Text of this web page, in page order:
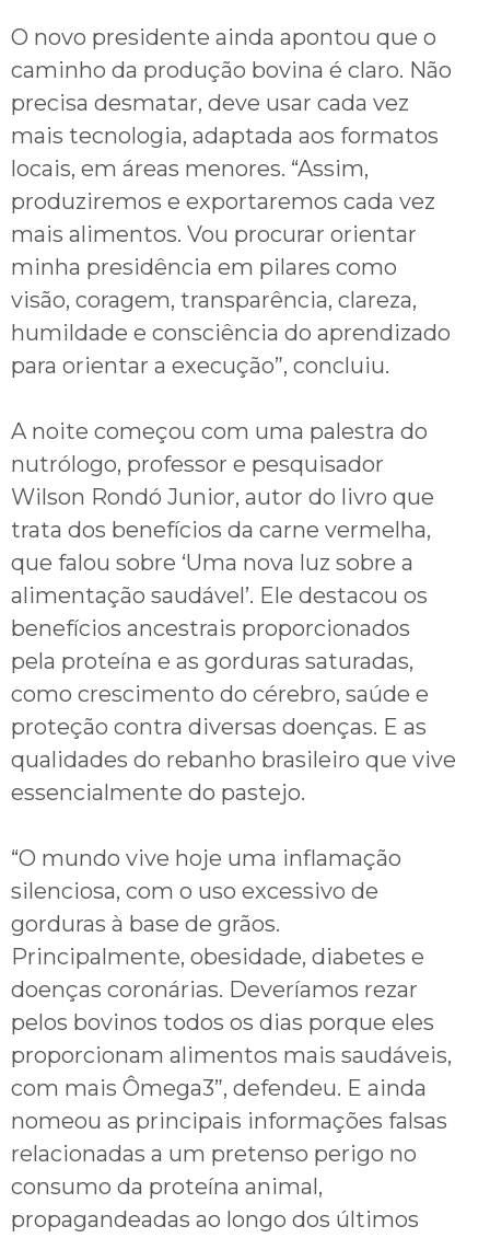
O novo presidente ainda apontou que o
caminho da produção bovina é claro. Não
precisa desmatar, deve usar cada vez
mais tecnologia, adaptada aos formatos
locais, em áreas menores. “Assim,
produziremos e exportaremos cada vez
mais alimentos. Vou procurar orientar
minha presidência em pilares como
visão, coragem, transparência, clareza,
humildade e consciência do aprendizado
para orientar a execução”, concluiu.
A noite começou com uma palestra do
nutrólogo, professor e pesquisador
Wilson Rondó Junior, autor do livro que
trata dos benefícios da carne vermelha,
que falou sobre ‘Uma nova luz sobre a
alimentação saudável’. Ele destacou os
benefícios ancestrais proporcionados
pela proteína e as gorduras saturadas,
como crescimento do cérebro, saúde e
proteção contra diversas doenças. E as
qualidades do rebanho brasileiro que vive
essencialmente do pastejo.
“O mundo vive hoje uma inflamação
silenciosa, com o uso excessivo de
gorduras à base de grãos.
Principalmente, obesidade, diabetes e
doenças coronárias. Deveríamos rezar
pelos bovinos todos os dias porque eles
proporcionam alimentos mais saudáveis,
com mais Ômega3”, defendeu. E ainda
nomeou as principais informações falsas
relacionadas a um pretenso perigo no
consumo da proteína animal,
propagandeadas ao longo dos últimos